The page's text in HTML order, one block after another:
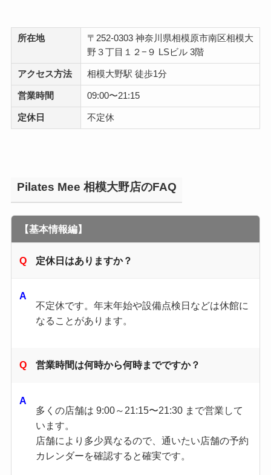
所在地
〒252-0303 神奈川県相模原市南区相模大
野３丁目１２−９ LSビル 3階
アクセス方法 相模大野駅 徒歩1分
営業時間 09:00〜21:15
定休日 不定休
Pilates Mee 相模大野店のFAQ
【基本情報編】
定休日はありますか？
不定休です。年末年始や設備点検日などは休館に
なることがあります。
営業時間は何時から何時までですか？
多くの店舗は 9:00～21:15〜21:30 まで営業して
います。
店舗により多少異なるので、通いたい店舗の予約
カレンダーを確認すると確実です。